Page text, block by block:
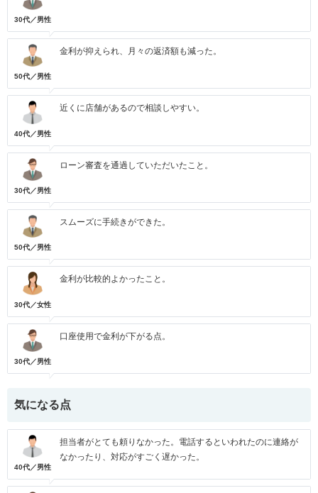
30代／男性
50代／男性
金利が抑えられ、月々の返済額も減った。
40代／男性
近くに店舗があるので相談しやすい。
30代／男性
ローン審査を通過していただいたこと。
50代／男性
スムーズに手続きができた。
30代／女性
金利が比較的よかったこと。
30代／男性
口座使用で金利が下がる点。
気になる点
40代／男性
担当者がとても頼りなかった。電話するといわれたのに連絡が
なかったり、対応がすごく遅かった。